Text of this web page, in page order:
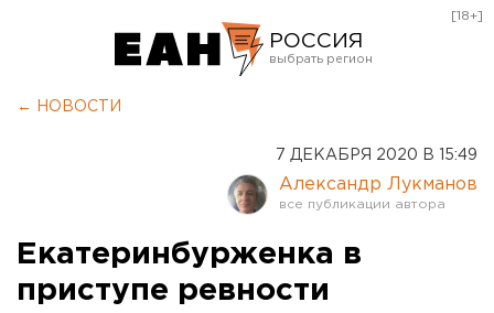
РОССИЯ
Оренбург
[18+]
← НОВОСТИ
7 ДЕКАБРЯ 2020 В 15:49
Александр Лукманов
Екатеринбурженка в
приступе ревности